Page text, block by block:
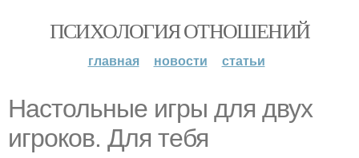
ПСИХОЛОГИЯ ОТНОШЕНИЙ
главная новости статьи
Настольные игры для двух
игроков. Для тебя